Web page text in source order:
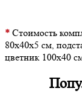
* Стоимость
80х40х5 см,
цветник 100х40